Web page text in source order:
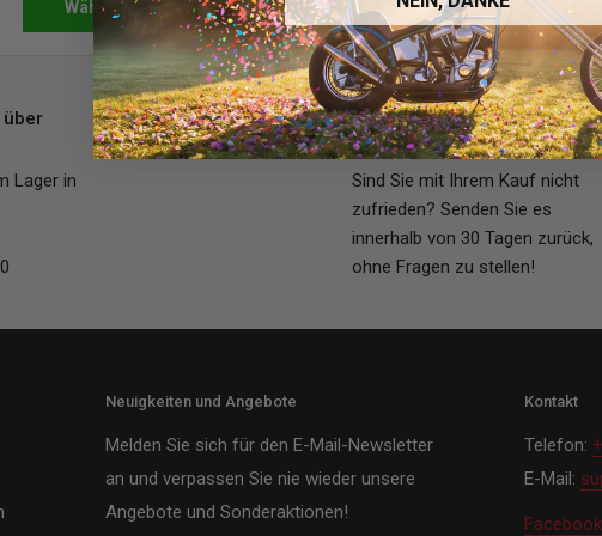
Wähle Deine Optionen Wähle Deine Optionen
über
Lager in
30-Tage Rückgaberecht -
keine Fragen gestellt
Sind Sie mit Ihrem Kauf nicht
zufrieden? Senden Sie es
innerhalb von 30 Tagen zurück,
ohne Fragen zu stellen!
Neuigkeiten und Angebote
Melden Sie sich für den E-Mail-Newsletter
an und verpassen Sie nie wieder unsere
Angebote und Sonderaktionen!
Kontakt
Telefon:
E-Mail: